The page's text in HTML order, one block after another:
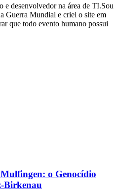
desenvolvedor na área de TI.Sou
Guerra Mundial e criei o site em
que todo evento humano possui
o Genocídio
Birkenau